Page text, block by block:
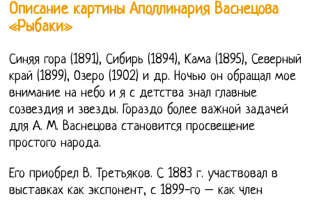
Описание картины Аполлинария Васнецова
«Рыбаки»
Синяя гора (1891), Сибирь (1894), Кама (1895), Северный
край (1899), Озеро (1902) и др. Ночью он обращал мое
внимание на небо и я с детства знал главные
созвездия и звезды. Гораздо более важной задачей
для А. М. Васнецова становится просвещение
простого народа.
Его приобрел В. Третьяков. С 1883 г. участвовал в
выставках как экспонент, с 1899-го – как член